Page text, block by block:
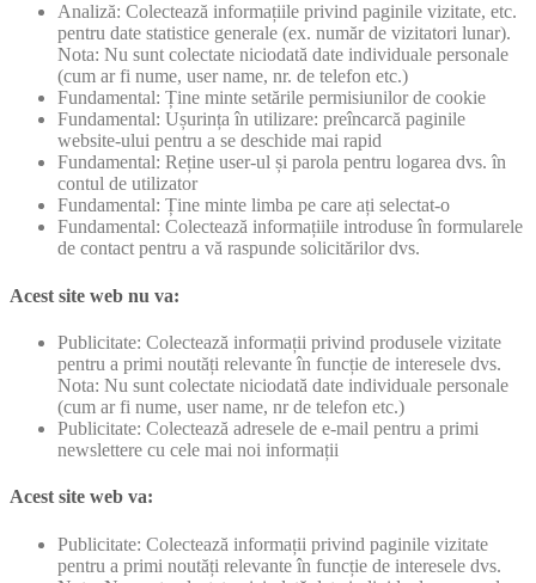
Analiză: Colectează informațiile privind paginile vizitate, etc.
pentru date statistice generale (ex. număr de vizitatori lunar).
Nota: Nu sunt colectate niciodată date individuale personale
(cum ar fi nume, user name, nr. de telefon etc.)
Fundamental: Ține minte setările permisiunilor de cookie
Fundamental: Ușurința în utilizare: preîncarcă paginile
website-ului pentru a se deschide mai rapid
Fundamental: Reține user-ul și parola pentru logarea dvs. în
contul de utilizator
Fundamental: Ține minte limba pe care ați selectat-o
Fundamental: Colectează informațiile introduse în formularele
de contact pentru a vă raspunde solicitărilor dvs.
Acest site web nu va:
Publicitate: Colectează informații privind produsele vizitate
pentru a primi noutăți relevante în funcție de interesele dvs.
Nota: Nu sunt colectate niciodată date individuale personale
(cum ar fi nume, user name, nr de telefon etc.)
Publicitate: Colectează adresele de e-mail pentru a primi
newslettere cu cele mai noi informații
Acest site web va:
Publicitate: Colectează informații privind paginile vizitate
pentru a primi noutăți relevante în funcție de interesele dvs.